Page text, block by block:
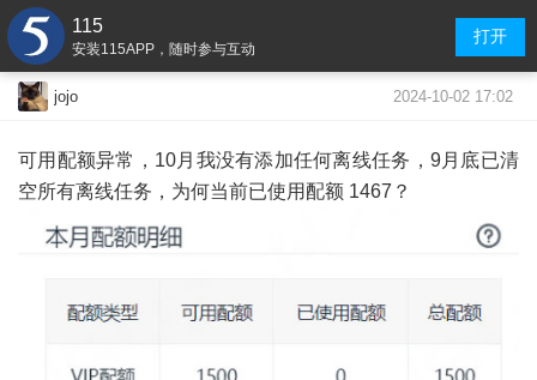
115
安装115APP，随时参与互动
打开
jojo 2024-10-02 17:02
可用配额异常，10月我没有添加任何离线任务，9月底已清
空所有离线任务，为何当前已使用配额 1467？